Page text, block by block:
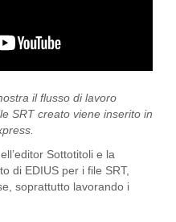
il flusso di lavoro
SRT creato viene inserito in
Sottotitoli e la
di EDIUS per i file SRT,
soprattutto lavorando i